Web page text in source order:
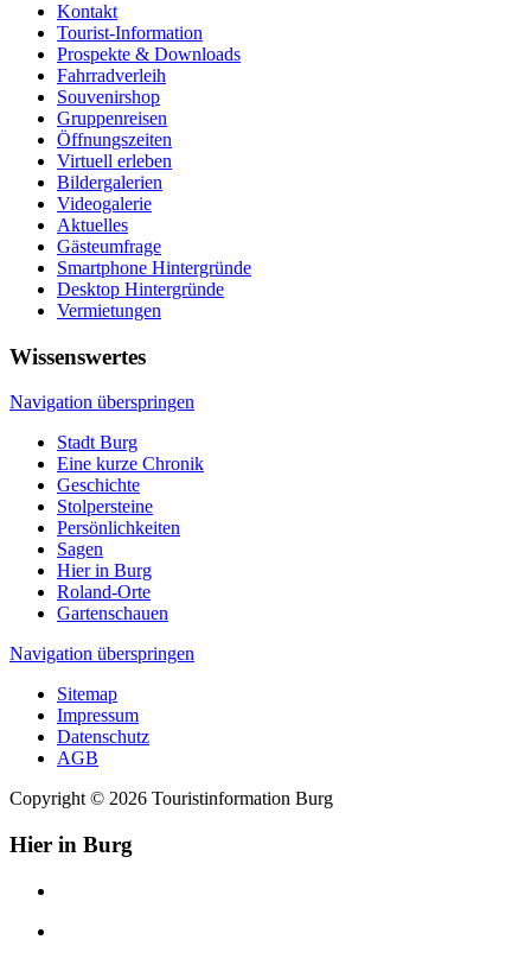
Kontakt
Tourist-Information
Prospekte & Downloads
Fahrradverleih
Souvenirshop
Gruppenreisen
Öffnungszeiten
Virtuell erleben
Bildergalerien
Videogalerie
Aktuelles
Gästeumfrage
Smartphone Hintergründe
Desktop Hintergründe
Vermietungen
Wissenswertes
Navigation überspringen
Stadt Burg
Eine kurze Chronik
Geschichte
Stolpersteine
Persönlichkeiten
Sagen
Hier in Burg
Roland-Orte
Gartenschauen
Navigation überspringen
Sitemap
Impressum
Datenschutz
AGB
Copyright © 2026 Touristinformation Burg
Hier in Burg